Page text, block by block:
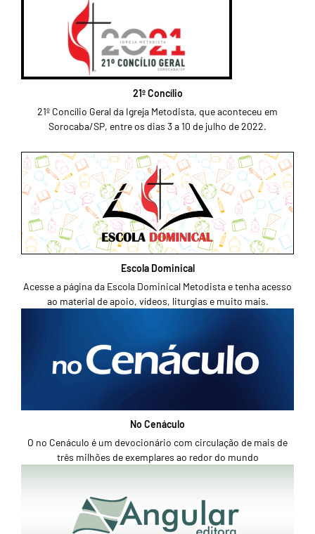
21º Concílio
21º Concílio Geral da Igreja Metodista, que aconteceu em
Sorocaba/SP, entre os dias 3 a 10 de julho de 2022.
Escola Dominical
Acesse a página da Escola Dominical Metodista e tenha acesso
ao material de apoio, vídeos, liturgias e muito mais.
No Cenáculo
O no Cenáculo é um devocionário com circulação de mais de
três milhões de exemplares ao redor do mundo